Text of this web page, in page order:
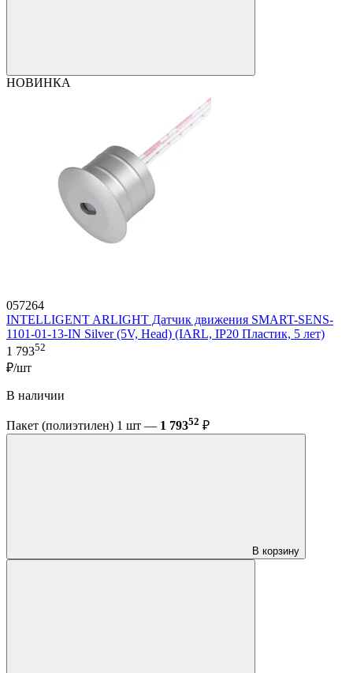
НОВИНКА
057264
INTELLIGENT ARLIGHT Датчик движения SMART-SENS-
1101-01-13-IN Silver (5V, Head) (IARL, IP20 Пластик, 5 лет)
1 79352
₽/шт
В наличии
Пакет (полиэтилен) 1 шт — 1 79352 ₽
В корзину